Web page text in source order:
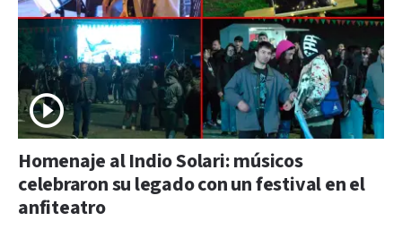
Homenaje al Indio Solari: músicos
celebraron su legado con un festival en el
anfiteatro